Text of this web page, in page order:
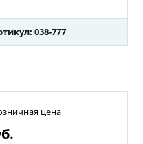
038-777
цена